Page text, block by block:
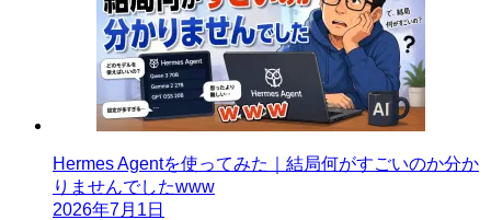
Hermes Agentを使ってみた｜結局何がすごいのか分か
りませんでしたwww
2026年7月1日